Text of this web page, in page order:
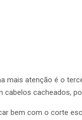
mais atenção é o
cacheados,
bem com o corte